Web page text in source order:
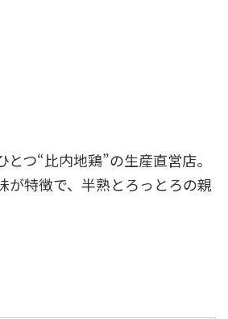
つ“比内地鶏”の生産直営店。
が特徴で、半熟とろっとろの親